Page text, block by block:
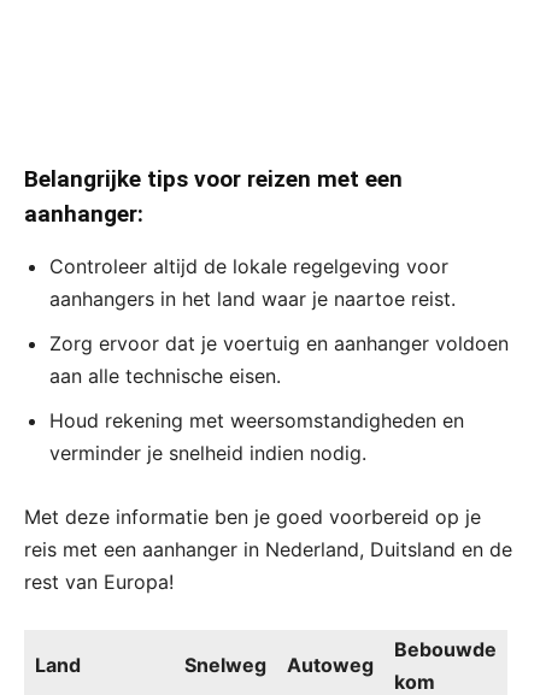
Belangrijke tips voor reizen met een
aanhanger:
Controleer altijd de lokale regelgeving voor
aanhangers in het land waar je naartoe reist.
Zorg ervoor dat je voertuig en aanhanger voldoen
aan alle technische eisen.
Houd rekening met weersomstandigheden en
verminder je snelheid indien nodig.
Met deze informatie ben je goed voorbereid op je
reis met een aanhanger in Nederland, Duitsland en de
rest van Europa!
Land Snelweg Autoweg
Bebouwde
kom